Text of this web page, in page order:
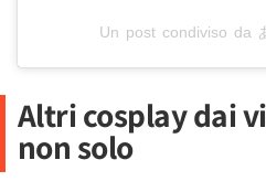
Un post condiviso da
Altri cosplay dai
non solo